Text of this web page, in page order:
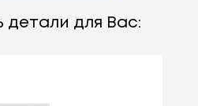
детали для Вас: